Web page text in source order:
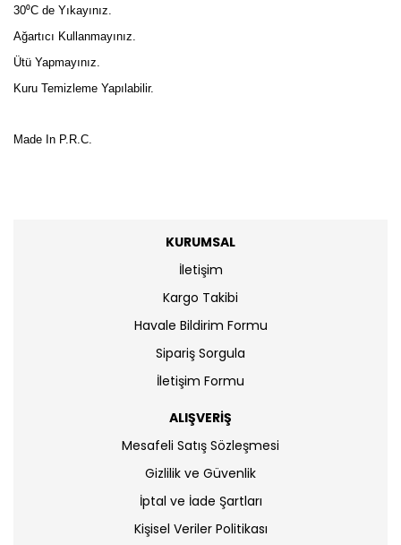
30⁰C de Yıkayınız.
Ağartıcı Kullanmayınız.
Ütü Yapmayınız.
Kuru Temizleme Yapılabilir.
Made In P.R.C.
KURUMSAL
İletişim
Kargo Takibi
Havale Bildirim Formu
Sipariş Sorgula
İletişim Formu
ALIŞVERİŞ
Mesafeli Satış Sözleşmesi
Gizlilik ve Güvenlik
İptal ve İade Şartları
Kişisel Veriler Politikası